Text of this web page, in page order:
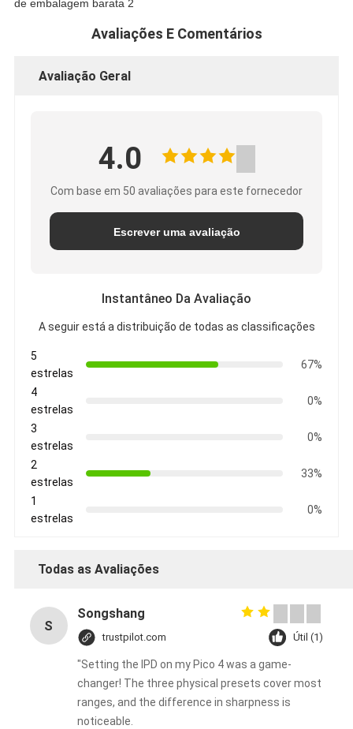
Avaliações E Comentários
Avaliação Geral
4.0
Com base em 50 avaliações para este fornecedor
Escrever uma avaliação
Instantâneo Da Avaliação
A seguir está a distribuição de todas as classificações
5
estrelas
67%
4
estrelas
0%
3
estrelas
0%
2
estrelas
33%
1
estrelas
0%
Todas as Avaliações
S
Songshang
trustpilot.com Útil (1)
"Setting the IPD on my Pico 4 was a game-
changer! The three physical presets cover most
ranges, and the difference in sharpness is
noticeable.